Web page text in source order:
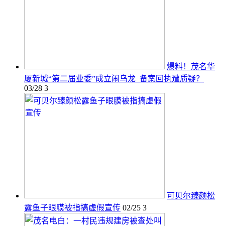
爆料！茂名华
厦新城“第二届业委”成立闹乌龙 备案回执遭质疑？
03/28 3
可贝尔臻颜松
露鱼子眼膜被指搞虚假宣传 02/25 3